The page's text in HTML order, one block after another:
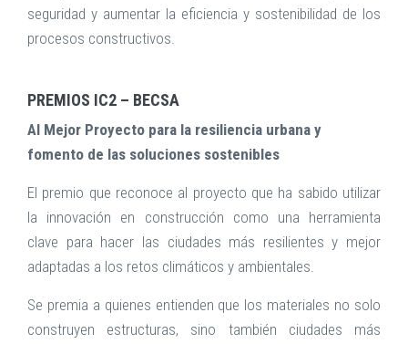
seguridad y aumentar la eficiencia y sostenibilidad de los
procesos constructivos.
PREMIOS IC2 – BECSA
Al Mejor Proyecto para la resiliencia urbana y
fomento de las soluciones sostenibles
El premio que reconoce al proyecto que ha sabido utilizar
la innovación en construcción como una herramienta
clave para hacer las ciudades más resilientes y mejor
adaptadas a los retos climáticos y ambientales.
Se premia a quienes entienden que los materiales no solo
construyen estructuras, sino también ciudades más